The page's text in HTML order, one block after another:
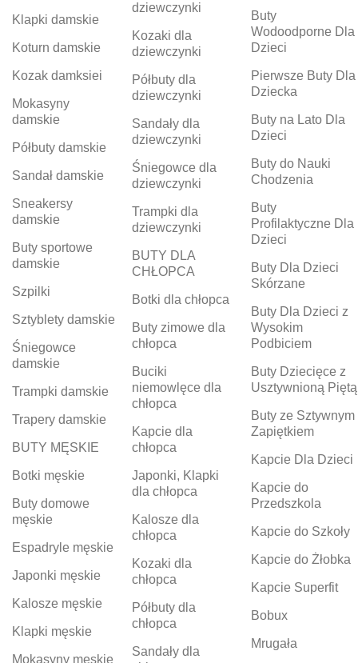
Klapki damskie
Koturn damskie
Kozak damksiei
Mokasyny
damskie
Półbuty damskie
Sandał damskie
Sneakersy
damskie
Buty sportowe
damskie
Szpilki
Sztyblety damskie
Śniegowce
damskie
Trampki damskie
Trapery damskie
BUTY MĘSKIE
Botki męskie
Buty domowe
męskie
Espadryle męskie
Japonki męskie
Kalosze męskie
Klapki męskie
Mokasyny męskie
dziewczynki
Kozaki dla
dziewczynki
Półbuty dla
dziewczynki
Sandały dla
dziewczynki
Śniegowce dla
dziewczynki
Trampki dla
dziewczynki
BUTY DLA
CHŁOPCA
Botki dla chłopca
Buty zimowe dla
chłopca
Buciki
niemowlęce dla
chłopca
Kapcie dla
chłopca
Japonki, Klapki
dla chłopca
Kalosze dla
chłopca
Kozaki dla
chłopca
Półbuty dla
chłopca
Sandały dla
Buty
Wodoodporne Dla
Dzieci
Pierwsze Buty Dla
Dziecka
Buty na Lato Dla
Dzieci
Buty do Nauki
Chodzenia
Buty
Profilaktyczne Dla
Dzieci
Buty Dla Dzieci
Skórzane
Buty Dla Dzieci z
Wysokim
Podbiciem
Buty Dziecięce z
Usztywnioną Piętą
Buty ze Sztywnym
Zapiętkiem
Kapcie Dla Dzieci
Kapcie do
Przedszkola
Kapcie do Szkoły
Kapcie do Żłobka
Kapcie Superfit
Bobux
Mrugała